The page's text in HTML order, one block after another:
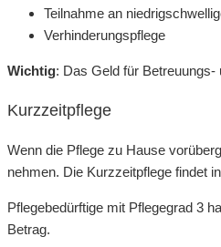
Teilnahme an
Verhinderungspflege
Wichtig: Das Geld für
Kurzzeitpflege
Wenn die Pflege zu Hause
nehmen. Die Kurzzeitpflege findet
Pflegebedürftige mit Pflegegrad 3
Betrag.